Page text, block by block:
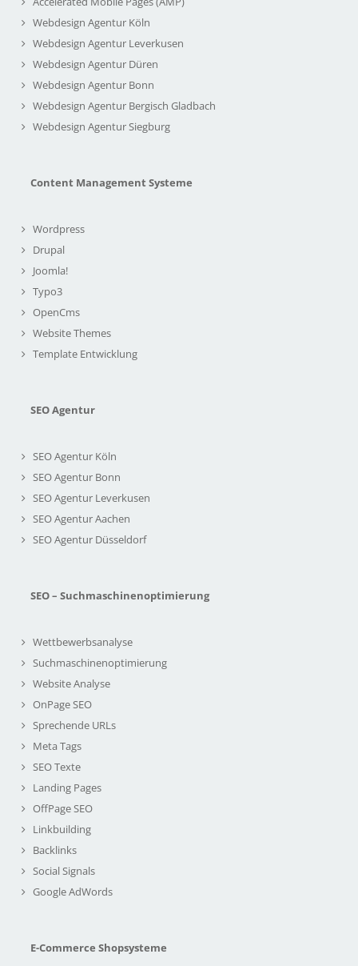
Webdesign Agentur Köln
Webdesign Agentur Leverkusen
Webdesign Agentur Düren
Webdesign Agentur Bonn
Webdesign Agentur Bergisch Gladbach
Webdesign Agentur Siegburg
Content Management Systeme
Wordpress
Drupal
Joomla!
Typo3
OpenCms
Website Themes
Template Entwicklung
SEO Agentur
SEO Agentur Köln
SEO Agentur Bonn
SEO Agentur Leverkusen
SEO Agentur Aachen
SEO Agentur Düsseldorf
SEO – Suchmaschinenoptimierung
Wettbewerbsanalyse
Suchmaschinenoptimierung
Website Analyse
OnPage SEO
Sprechende URLs
Meta Tags
SEO Texte
Landing Pages
OffPage SEO
Linkbuilding
Backlinks
Social Signals
Google AdWords
E-Commerce Shopsysteme